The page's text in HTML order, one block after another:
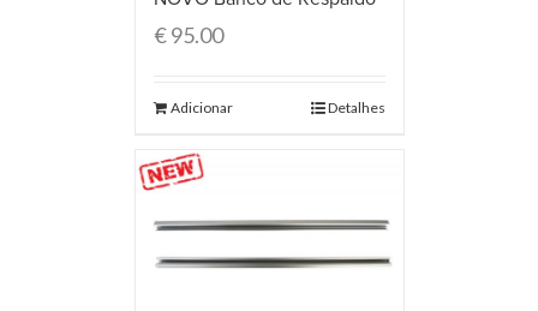
€95.00
Adicionar Detalhes